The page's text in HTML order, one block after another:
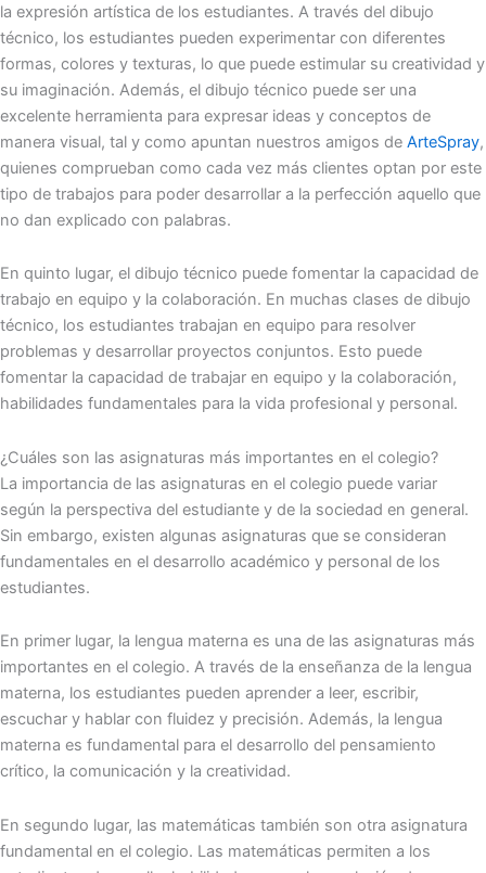
la expresión artística de los estudiantes. A través del dibujo
técnico, los estudiantes pueden experimentar con diferentes
formas, colores y texturas, lo que puede estimular su creatividad y
su imaginación. Además, el dibujo técnico puede ser una
excelente herramienta para expresar ideas y conceptos de
manera visual, tal y como apuntan nuestros amigos de ArteSpray,
quienes comprueban como cada vez más clientes optan por este
tipo de trabajos para poder desarrollar a la perfección aquello que
no dan explicado con palabras.
En quinto lugar, el dibujo técnico puede fomentar la capacidad de
trabajo en equipo y la colaboración. En muchas clases de dibujo
técnico, los estudiantes trabajan en equipo para resolver
problemas y desarrollar proyectos conjuntos. Esto puede
fomentar la capacidad de trabajar en equipo y la colaboración,
habilidades fundamentales para la vida profesional y personal.
¿Cuáles son las asignaturas más importantes en el colegio?
La importancia de las asignaturas en el colegio puede variar
según la perspectiva del estudiante y de la sociedad en general.
Sin embargo, existen algunas asignaturas que se consideran
fundamentales en el desarrollo académico y personal de los
estudiantes.
En primer lugar, la lengua materna es una de las asignaturas más
importantes en el colegio. A través de la enseñanza de la lengua
materna, los estudiantes pueden aprender a leer, escribir,
escuchar y hablar con fluidez y precisión. Además, la lengua
materna es fundamental para el desarrollo del pensamiento
crítico, la comunicación y la creatividad.
En segundo lugar, las matemáticas también son otra asignatura
fundamental en el colegio. Las matemáticas permiten a los